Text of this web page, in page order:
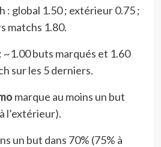
: global 1.50 ; extérieur 0.75 ;
matchs 1.80.
~1.00 buts marqués et 1.60
sur les 5 derniers.
marque au moins un but
l’extérieur).
un but dans 70% (75% à